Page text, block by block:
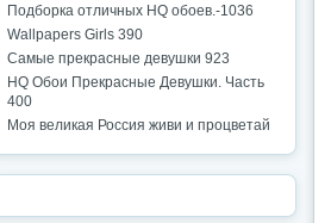
Подборка отличных HQ обоев.-1036
Wallpapers Girls 390
Самые прекрасные девушки 923
HQ Обои Прекрасные Девушки. Часть
400
Моя великая Россия живи и процветай